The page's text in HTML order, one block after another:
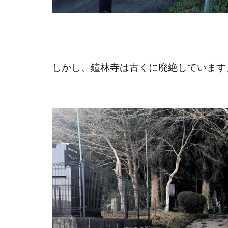
しかし、鐘林寺は古くに廃絶していま